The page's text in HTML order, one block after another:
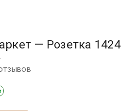
— Розетка 1424